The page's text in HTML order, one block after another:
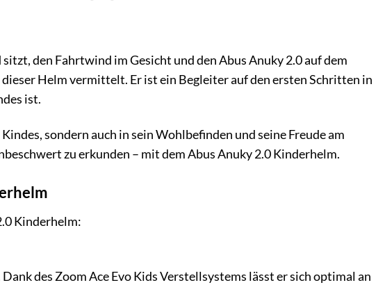
den Fahrtwind im Gesicht und den Abus Anuky 2.0 auf dem
Helm vermittelt. Er ist ein Begleiter auf den ersten Schritten in
ist.
sondern auch in sein Wohlbefinden und seine Freude am
zu erkunden – mit dem Abus Anuky 2.0 Kinderhelm.
Kinderhelm:
des Zoom Ace Evo Kids Verstellsystems lässt er sich optimal an